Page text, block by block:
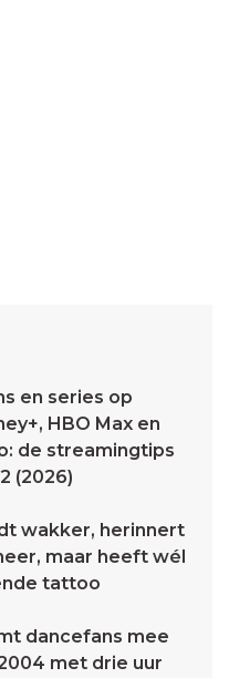
en series op
HBO Max en
de streamingtips
(2026)
wakker, herinnert
maar heeft wél
tattoo
dancefans mee
met drie uur